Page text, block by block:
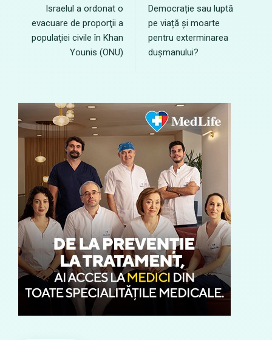
Israelul a ordonat o
evacuare de proporţii a
populaţiei civile în Khan
Younis (ONU)
Democrație sau luptă
pe viață și moarte
pentru exterminarea
dușmanului?